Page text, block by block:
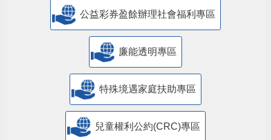
公益彩券盈餘辦理社會福利專區
廉能透明專區
特殊境遇家庭扶助專區
兒童權利公約(CRC)專區